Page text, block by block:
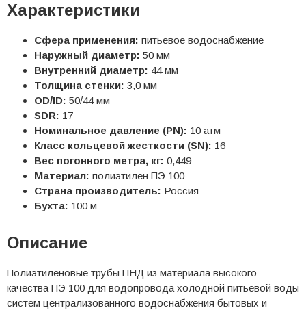
Характеристики
Сфера применения: питьевое водоснабжение
Наружный диаметр: 50 мм
Внутренний диаметр: 44 мм
Толщина стенки: 3,0 мм
OD/ID: 50/44 мм
SDR: 17
Номинальное давление (PN): 10 атм
Класс кольцевой жесткости (SN): 16
Вес погонного метра, кг: 0,449
Материал: полиэтилен ПЭ 100
Страна производитель: Россия
Бухта: 100 м
Описание
Полиэтиленовые трубы ПНД из материала высокого
качества ПЭ 100 для водопровода холодной питьевой воды
систем централизованного водоснабжения бытовых и